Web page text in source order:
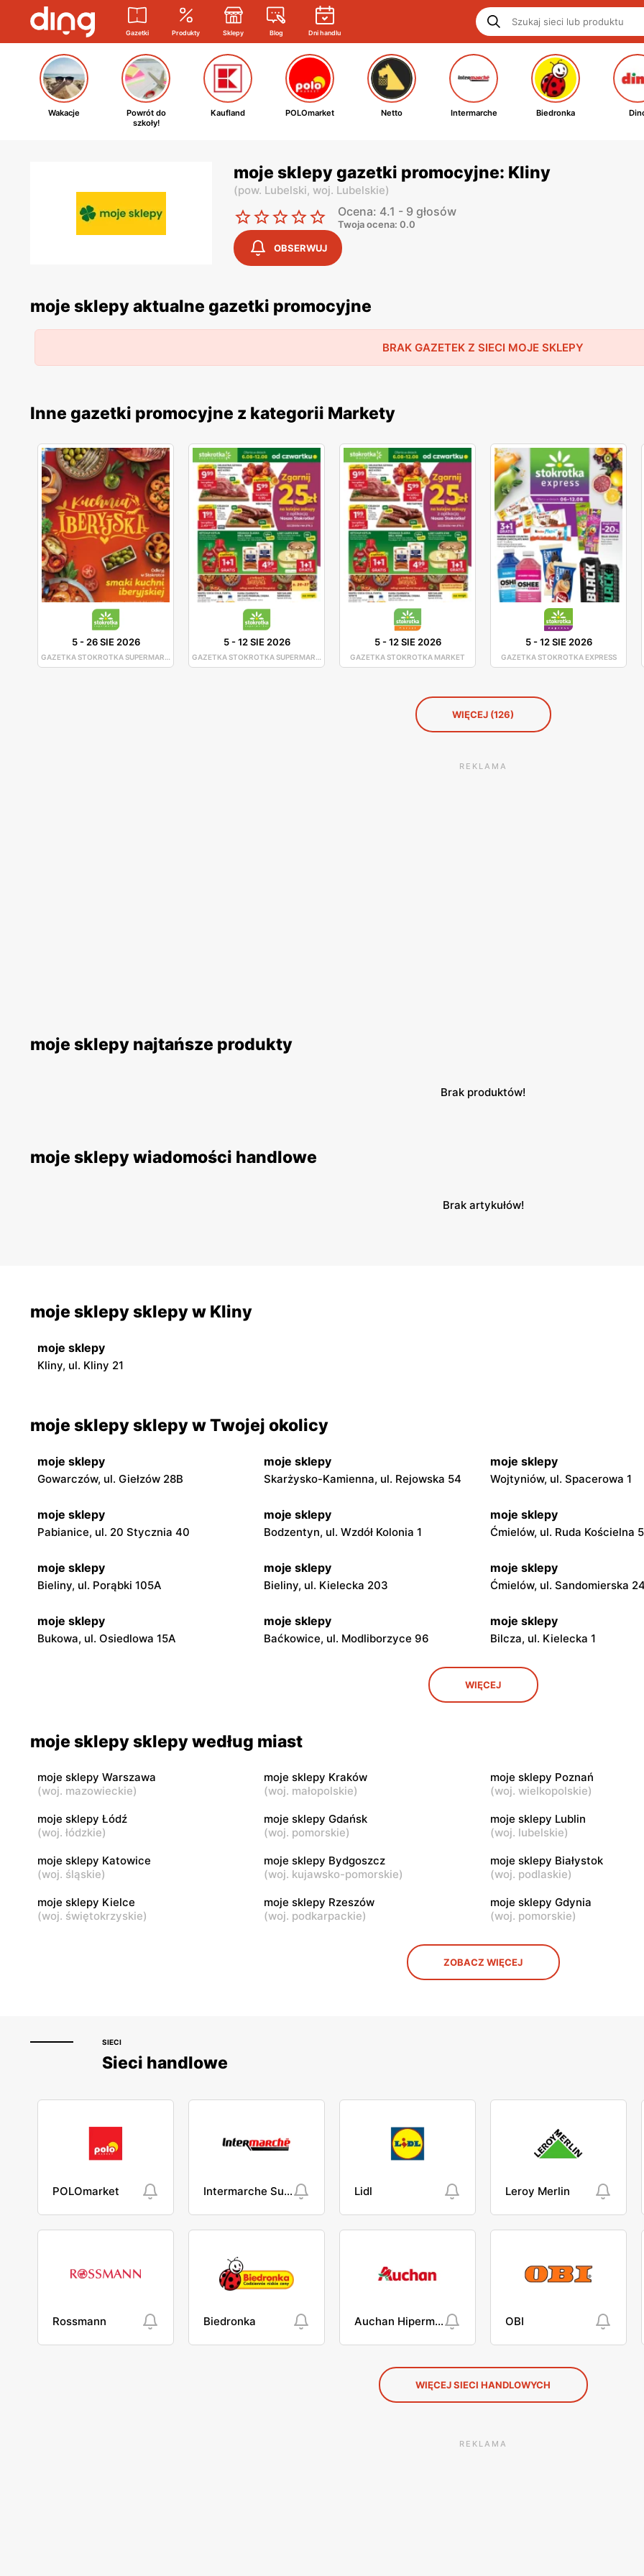
Gazetki Produkty Sklepy Blog Dni handlu
Wakacje
Powrót do
szkoły!
Kaufland POLOmarket Netto Intermarche Biedronka
moje sklepy gazetki promocyjne: Kliny
(pow. Lubelski, woj. Lubelskie)
Ocena: 4.1 - 9 głosów
Twoja ocena: 0.0
OBSERWUJ
moje sklepy aktualne gazetki promocyjne
BRAK GAZETEK Z SIECI MOJE SKLEPY
Inne gazetki promocyjne z kategorii Markety
5- 26 SIE 2026
GAZETKA STOKROTKA SUPERMARKET
5-12 SIE 2026
GAZETKA STOKROTKA SUPERMARKET
5-12 SIE 2026
GAZETKA STOKROTKA MARKET
5-12 SIE 2026
GAZETKA STOKROTKA EXPRESS
WIĘCEJ (126)
REKLAMA
moje sklepy najtańsze produkty
Brak produktów!
moje sklepy wiadomości handlowe
Brak artykułów!
moje sklepy sklepy w Kliny
moje sklepy
Kliny, ul. Kliny 21
moje sklepy sklepy w Twojej okolicy
moje sklepy
Gowarczów, ul. Giełzów 28B
moje sklepy
Skarżysko-Kamienna, ul. Rejowska 54
moje sklepy
Wojtyniów, ul. Spacerowa 1
moje sklepy
Pabianice, ul. 20 Stycznia 40
moje sklepy
Bodzentyn, ul. Wzdół Kolonia 1
moje sklepy
Ćmielów, ul. Ruda Kościelna
moje sklepy
Bieliny, ul. Porąbki 105A
moje sklepy
Bieliny, ul. Kielecka 203
moje sklepy
Ćmielów, ul. Sandomierska
moje sklepy
Bukowa, ul. Osiedlowa 15A
moje sklepy
Baćkowice, ul. Modliborzyce 96
moje sklepy
Bilcza, ul. Kielecka 1
moje sklepy
Gorzyce, ul. Szkolna 44
Jadachy, ul. Jadachy 111 Jeżowe, ul. Zalesie 77
moje sklepy
Górki, ul. Górki 71
moje sklepy
Gumniska, ul. Gumniska 157C
moje sklepy
Iwierzyce, ul. Iwierzyce 152A
moje sklepy moje sklepy moje sklepy
WIĘCEJ
moje sklepy sklepy według miast
moje sklepy Warszawa
(woj. mazowieckie)
moje sklepy Kraków
(woj. małopolskie)
moje sklepy Poznań
(woj. wielkopolskie)
moje sklepy Łódź
(woj. łódzkie)
moje sklepy Gdańsk
(woj. pomorskie)
moje sklepy Lublin
(woj. lubelskie)
moje sklepy Katowice
(woj. śląskie)
moje sklepy Bydgoszcz
(woj. kujawsko-pomorskie)
moje sklepy Białystok
(woj. podlaskie)
moje sklepy Kielce
(woj. świętokrzyskie)
moje sklepy Rzeszów
(woj. podkarpackie)
moje sklepy Gdynia
(woj. pomorskie)
ZOBACZ WIĘCEJ
SIECI
Sieci handlowe
POLOmarket Intermarche Super Lidl Leroy Merlin
Rossmann Biedronka Auchan Hipermarket OBI
WIĘCEJ SIECI HANDLOWYCH
REKLAMA